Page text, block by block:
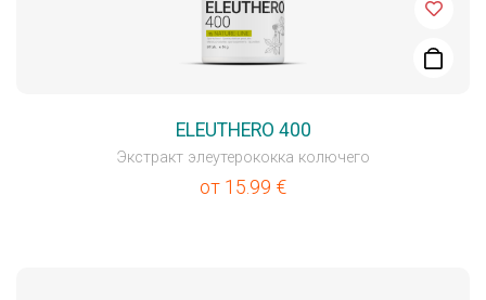
ELEUTHERO 400
Экстракт элеутерококка колючего
от 15.99 €